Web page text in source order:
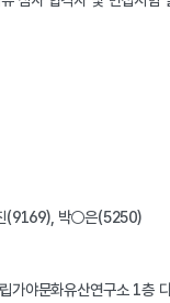
(9169), 박○은(5250)
야문화유산연구소 1층